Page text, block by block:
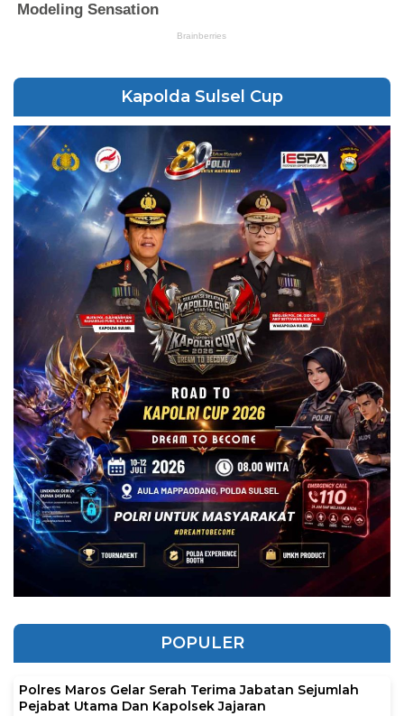
Kapolda Sulsel Cup
POPULER
Polres Maros Gelar Serah Terima Jabatan Sejumlah
Pejabat Utama Dan Kapolsek Jajaran